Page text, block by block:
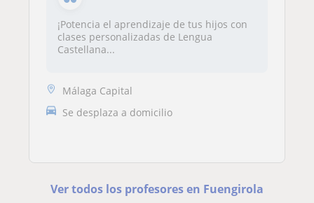
¡Potencia el aprendizaje de tus hijos con
clases personalizadas de Lengua
Castellana...
Málaga Capital
Se desplaza a domicilio
Ver todos los profesores en Fuengirola